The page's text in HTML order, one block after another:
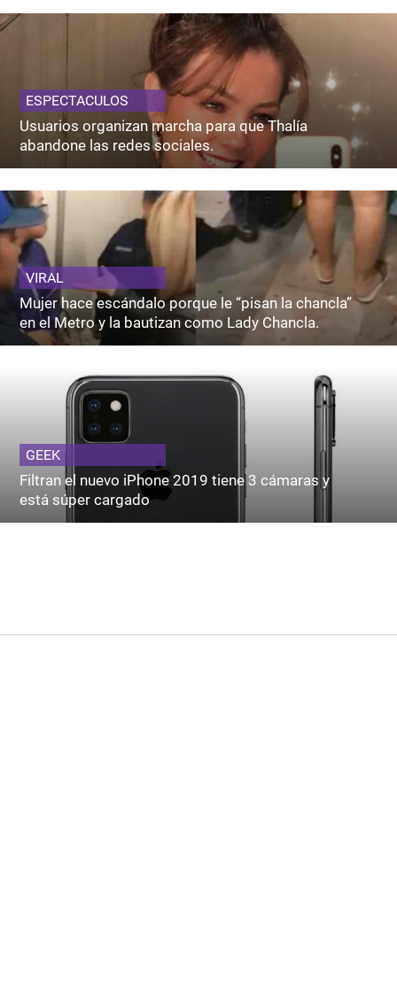
ESPECTACULOS
Usuarios organizan marcha para que Thalía
abandone las redes sociales.
VIRAL
Mujer hace escándalo porque le “pisan la chancla”
en el Metro y la bautizan como Lady Chancla.
GEEK
Filtran el nuevo iPhone 2019 tiene 3 cámaras y
está súper cargado